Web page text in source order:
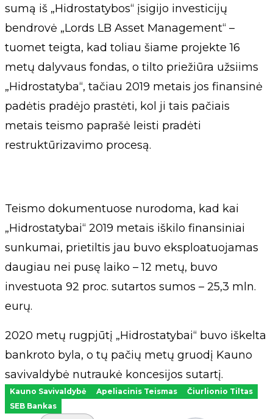
sumą iš „Hidrostatybos“ įsigijo investicijų
bendrovė „Lords LB Asset Management“ –
tuomet teigta, kad toliau šiame projekte 16
metų dalyvaus fondas, o tilto priežiūra užsiims
„Hidrostatyba“, tačiau 2019 metais jos finansinė
padėtis pradėjo prastėti, kol ji tais pačiais
metais teismo paprašė leisti pradėti
restruktūrizavimo procesą.
Teismo dokumentuose nurodoma, kad kai
„Hidrostatybai“ 2019 metais iškilo finansiniai
sunkumai, prietiltis jau buvo eksploatuojamas
daugiau nei pusę laiko – 12 metų, buvo
investuota 92 proc. sutartos sumos – 25,3 mln.
eurų.
2020 metų rugpjūtį „Hidrostatybai“ buvo iškelta
bankroto byla, o tų pačių metų gruodį Kauno
savivaldybė nutraukė koncesijos sutartį.
Kauno Savivaldybė Apeliacinis Teismas
Čiurlionio Tiltas
SEB Bankas